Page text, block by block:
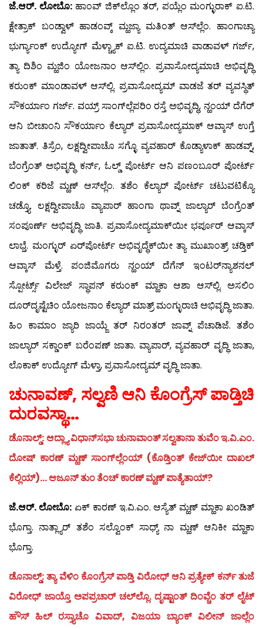
ಜೆ.ಆರ್. ಲೋಬೊ:ಹಾಂವ್ ಜಿಕ್‍ಲ್ಲೊಂ ತರ್, ಪಯ್ಲೆಂ ಮಂಗ್ಳುರಾಕ್ ಐ.ಟಿ.
ಕ್ಷೇತ್ರಾಕ್ ಬಂಡ್ವಾಳ್ ಹಾಡಂವ್ಕ್ ಮ್ಹಜ್ಯಾ ಮತಿಂತ್ ಆಸ್‍ಲ್ಲೆಂ. ಹಾಂಗಾಚ್ಯಾ
ಭುರ್ಗ್ಯಾಂಕ್ ಉದ್ಯೋಗ್ ಮೆಳ್ಚ್ಯಾಕ್ ಐ.ಟಿ. ಉದ್ಯಮಾಚಿ ವಾಡಾವಳ್ ಗರ್ಜ್,
ತ್ಯಾ ದಿಶಿಂ ಮ್ಹಜಿಂ ಯೋಜನಾಂ ಆಸ್‍ಲ್ಲಿಂ. ಪ್ರವಾಸೋದ್ಯಮಾಚಿ ಅಭಿವೃದ್ಧಿ
ಕರುಂಕ್ ಮಾಂಡಾವಳ್ ಆಸ್‍ಲ್ಲಿ. ಪ್ರವಾಸೋದ್ಯಮ್ ವಾಡಜೆ ತರ್ ವ್ಯವಸ್ಥಿತ್
ಸೌಕರ್ಯಾಂ ಗರ್ಜ್. ವಯ್ರ್ ಸಾಂಗ್‍ಲ್ಲೆಪರಿಂ ರಸ್ತೆ ಅಭಿವೃದ್ಧಿ, ನ್ಹಂಯ್ ದೆಗೆರ್
ಆನಿ ಬೀಚಾಂನಿ ಸೌಕರ್ಯಾಂ ಕೆಲ್ಯಾರ್ ಪ್ರವಾಸೋದ್ಯಮಾಕ್ ಆವ್ಕಾಸ್ ಉಗ್ತೆ
ಜಾತಾತ್. ತಿಸ್ರೆಂ, ಲಕ್ಷದ್ವೀಪಾಚೊ ಸಗ್ಳೊ ವ್ಯವಹಾರ್ ಕೊಡ್ಯಾಳಾಕ್ ಹಾಡವ್ನ್,
ಬೆಂಗ್ರೆಂತ್ ಅಭಿವೃದ್ಧಿ ಕರ್ನ್, ಓಲ್ಡ್ ಪೋರ್ಟ್ ಆನಿ ಪಣಂಬೂರ್ ಪೋರ್ಟ್
ಲಿಂಕ್ ಕರಿಜೆ ಮ್ಹಣ್ ಆಸ್‍ಲ್ಲೆಂ. ತಶೆಂ ಕೆಲ್ಯಾರ್ ಪೋರ್ಟ್ ಚಟುವಟಿಕ್ಯೊ
ಚಡ್ತ್ಯೊ. ಲಕ್ಷದ್ವೀಪಾಚೊ ವ್ಯಾಪಾರ್ ಹಾಂಗಾ ಥಾವ್ನ್ ಜಾಲ್ಯಾರ್ ಬೆಂಗ್ರೆಂತ್
ಸಂಪೂರ್ಣ್ ಅಭಿವೃದ್ಧಿ ಜಾತಿ. ಪ್ರವಾಸೋದ್ಯಮಾಕ್‍ಯೀ ಭರ್ಪೂರ್ ಆವ್ಕಾಸ್
ಲಾಭ್ತೆ. ಮಂಗ್ಳುರ್ ಏರ್‌ಪೋರ್ಟ್ ಅಭಿವೃದ್ಧೆಕ್‍ಯೀ ತ್ಯಾ ಮುಖಾಂತ್ರ್ ಚಡ್ತಿಕ್
ಆವ್ಕಾಸ್ ಮೆಳ್ತೆ. ಪಂಜಿಮೊಗರು ನ್ಹಂಯ್ ದೆಗೆನ್ ಇಂಟರ್‌ನ್ಯಾಶನಲ್
ಸ್ಪೋರ್ಟ್ಸ್ ವಿಲೇಜ್ ಸ್ಥಾಪನ್ ಕರುಂಕ್ ಮ್ಹಾಕಾ ಆಶಾ ಆಸ್‍ಲ್ಲಿ. ಅಸಲಿಂ
ದೂರ್‌ದೃಷ್ಟೆಚಿಂ ಯೋಜನಾಂ ಕೆಲ್ಯಾರ್ ಮಾತ್ರ್ ಮಂಗ್ಳುರಾಚಿ ಅಭಿವೃದ್ಧಿ ಜಾತಾ.
ಹಿಂ ಕಾಮಾಂ ಜ್ಯಾರಿ ಜಾಯ್ಜೆ ತರ್ ನಿರಂತರ್ ಜಾವ್ನ್ ಪೆಚಾಡಿಜೆ. ತಶೆಂ
ಜಾಲ್ಯಾರ್ ಸಕ್ಡಾಂಕ್ ಬರೆಂಪಣ್ ಜಾತಾ. ವ್ಯಾಪಾರ್, ವ್ಯವಹಾರ್ ವೃದ್ಧಿ ಜಾತಾ,
ಲೊಕಾಕ್ ಉದ್ಯೋಗ್ ಮೆಳ್ತಾ, ಪ್ರವಾಸೋದ್ಯಮ್ ವೃದ್ಧಿ ಜಾತಾ.
ಚುನಾವಣ್, ಸಲ್ವಣಿ ಆನಿ ಕೊಂಗ್ರೆಸ್ ಪಾಡ್ತಿಚಿ
ದುರವಸ್ಥಾ…
ಡೊನಾಲ್ಡ್: ಆದ್ಲ್ಯಾ ವಿಧಾನ್‍ಸಭಾ ಚುನಾವಾಂತ್ ಸಲ್ವತಾನಾ ತುವೆಂ ಇ.ವಿ.ಎಂ.
ದೋಷ್ ಕಾರಣ್ ಮ್ಹಣ್ ಸಾಂಗ್‍ಲ್ಲೆಂಯ್ (ಕೊಡ್ತಿಂತ್ ಕೇಜ್‍ಯೀ ದಾಖಲ್
ಕೆಲ್ಲಿಯ್)… ಆಜೂನ್ ತುಂ ತೆಂಚ್ ಕಾರಣ್ ಮ್ಹಣ್ ಪಾತ್ಯೆತಾಯ್?
ಜೆ.ಆರ್. ಲೋಬೊ:ಏಕ್ ಕಾರಣ್ ಇ.ವಿ.ಎಂ. ಆಸ್ಯೆತ್ ಮ್ಹಣ್ ಮ್ಹಾಕಾ ಖಂಡಿತ್
ಭೊಗ್ತಾ. ನಾತ್ಲ್ಯಾರ್ ತಶೆಂ ಸಲ್ವೊಂಕ್ ಸಾಧ್ಯ್ ನಾ ಮ್ಹಣ್ ಆನಿಕೀ ಮ್ಹಾಕಾ
ಭೊಗ್ತಾ.
ಡೊನಾಲ್ಡ್: ತ್ಯಾ ವೆಳಿಂ ಕೊಂಗ್ರೆಸ್ ಪಾಡ್ತಿ ವಿರೋಧ್ ಆನಿ ಪ್ರತ್ಯೇಕ್ ಕರ್ನ್ ತುಜೆ
ವಿರೋಧ್ ಜಾಯ್ತೊ ಅಪಪ್ರಚಾರ್ ಚಲ್‍ಲ್ಲೊ. ದೃಷ್ಟಾಂತ್ ದಿಂವ್ಚೆಂ ತರ್ ಲೈಟ್
ಹೌಸ್ ಹಿಲ್ ರಸ್ತ್ಯಾಚೊ ವಿವಾದ್, ವಿಜಯಾ ಬ್ಯಾಂಕ್ ವಿಲೀನ್ ಜಾಲ್ಲೆಂ